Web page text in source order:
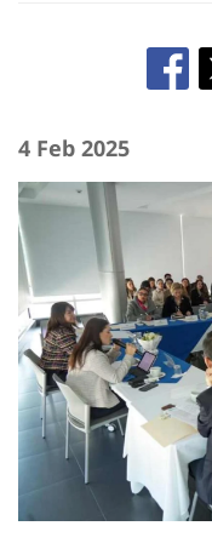
4 Feb 2025